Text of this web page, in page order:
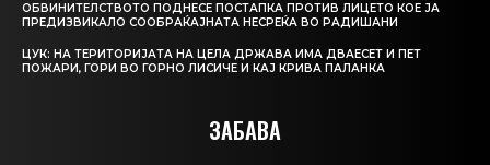
ОБВИНИТЕЛСТВОТО ПОДНЕСЕ ПОСТАПКА ПРОТИВ ЛИЦЕТО КОЕ ЈА
ПРЕДИЗВИКАЛО СООБРАЌАЈНАТА НЕСРЕЌА ВО РАДИШАНИ
ЦУК: НА ТЕРИТОРИЈАТА НА ЦЕЛА ДРЖАВА ИМА ДВАЕСЕТ И ПЕТ
ПОЖАРИ, ГОРИ ВО ГОРНО ЛИСИЧЕ И КАЈ КРИВА ПАЛАНКА
ЗАБАВА